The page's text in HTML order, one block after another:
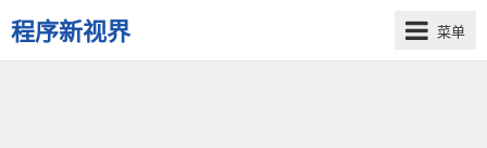
程序新视界
开
菜单